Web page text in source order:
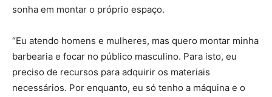
sonha em montar o próprio espaço.
“Eu atendo homens e mulheres, mas quero montar minha
barbearia e focar no público masculino. Para isto, eu
preciso de recursos para adquirir os materiais
necessários. Por enquanto, eu só tenho a máquina e o